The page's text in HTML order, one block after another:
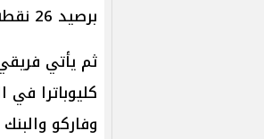
برصيد 26 نقطة، ويأتي الزمالك في المركز الثالث برصيد 23 نقطة.